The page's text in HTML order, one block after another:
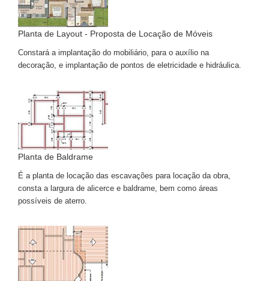
Planta de Layout - Proposta de Locação de Móveis
Constará a implantação do mobiliário, para o auxílio na
decoração, e implantação de pontos de eletricidade e hidráulica.
Planta de Baldrame
É a planta de locação das escavações para locação da obra,
consta a largura de alicerce e baldrame, bem como áreas
possíveis de aterro.